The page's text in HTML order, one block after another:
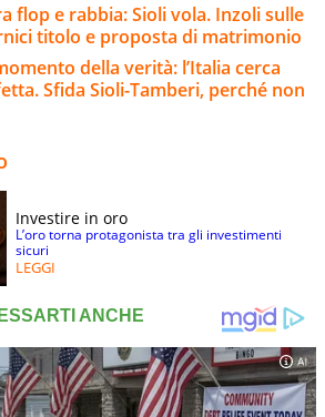
flop e rabbia: Sioli vola. Inzoli sulle
titolo e proposta di matrimonio
della verità: l’Italia cerca
Sfida Sioli-Tamberi, perché non
Investire in oro
L’oro torna protagonista tra gli investimenti
sicuri
LEGGI